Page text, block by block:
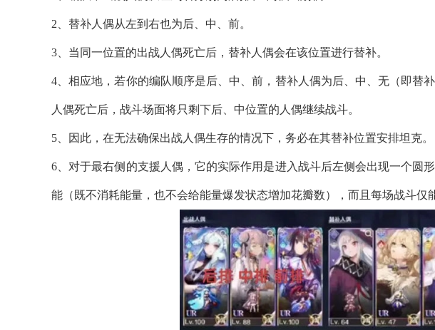
2、替补人偶从左到右也为后、中、前。
3、当同一位置的出战人偶死亡后，替补人偶会在该位置进行替补。
4、相应地，若你的编队顺序是后、中、前，替补人偶为后、中、无（即替
人偶死亡后，战斗场面将只剩下后、中位置的人偶继续战斗。
5、因此，在无法确保出战人偶生存的情况下，务必在其替补位置安排坦克。
6、对于最右侧的支援人偶，它的实际作用是进入战斗后左侧会出现一个圆
能（既不消耗能量，也不会给能量爆发状态增加花瓣数），而且每场战斗仅